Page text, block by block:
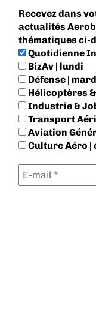
Recevez dans
actualités
thématiques ci-
Quotidienne
BizAv | lundi
Défense |
Hélicoptères
Industrie &
Transport
Aviation
Culture Aéro |